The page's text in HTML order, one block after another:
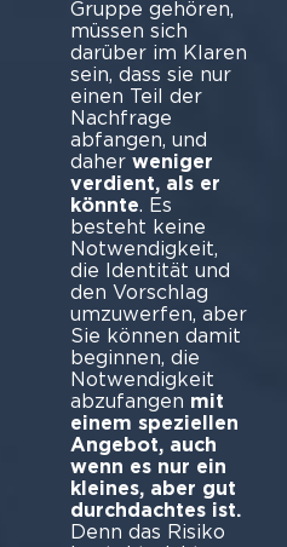
Gruppe gehören,
müssen sich
darüber im Klaren
sein, dass sie nur
einen Teil der
Nachfrage
abfangen, und
daher weniger
verdient, als er
könnte. Es
besteht keine
Notwendigkeit,
die Identität und
den Vorschlag
umzuwerfen, aber
Sie können damit
beginnen, die
Notwendigkeit
abzufangen mit
einem speziellen
Angebot, auch
wenn es nur ein
kleines, aber gut
durchdachtes ist.
Denn das Risiko